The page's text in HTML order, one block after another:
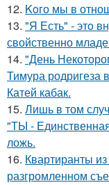
12. Koго мы в
13. "Я Есть" - этo
свойственно
14. "День
Тимура родригеза
Катей кабак.
15. Лишь в том
"ТЫ -
ложь.
16. Квартиранты
разгромленном